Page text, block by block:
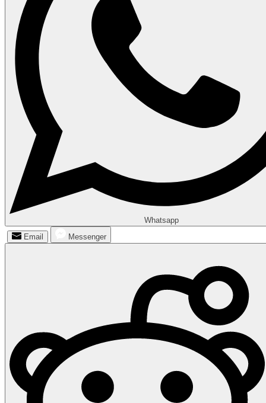
Whatsapp
Email
Messenger